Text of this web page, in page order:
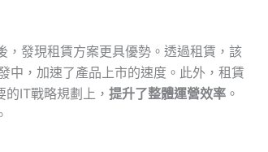
，發現租賃方案更具優勢。透過租賃，該
中，加速了產品上市的速度。此外，租賃
IT戰略規劃上， 提升了整體運營效率 。